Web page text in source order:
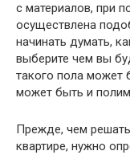
с материалов, при
осуществлена
начинать думать,
выберите чем вы
такого пола может
может быть и
Прежде, чем
квартире, нужно